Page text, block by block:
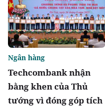
Techcombank nhận
bằng khen của Thủ
tướng vì đóng góp tích
Ngân hàng